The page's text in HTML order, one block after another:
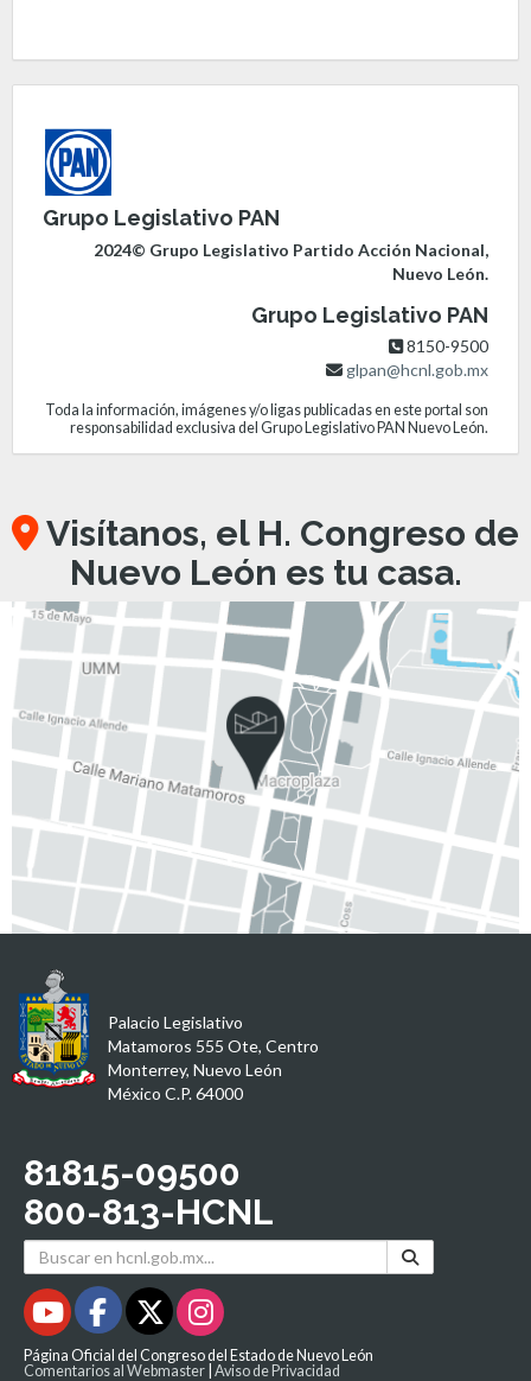
Grupo Legislativo PAN
2024© Grupo Legislativo Partido Acción Nacional,
Nuevo León.
Grupo Legislativo PAN
8150-9500
glpan@hcnl.gob.mx
Toda la información, imágenes y/o ligas publicadas en este portal son
responsabilidad exclusiva del Grupo Legislativo PAN Nuevo León.
Visítanos, el H. Congreso de
Nuevo León es tu casa.
Palacio Legislativo
Matamoros 555 Ote, Centro
Monterrey, Nuevo León
México C.P. 64000
81815-09500
800-813-HCNL
Página Oficial del Congreso del Estado de Nuevo León
Comentarios al Webmaster Aviso de Privacidad